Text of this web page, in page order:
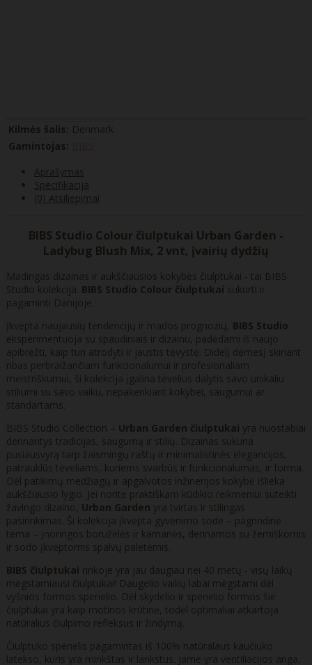
Kilmės šalis: Denmark
Gamintojas:
Aprašymas
Specifikacija
(0) Atsiliepimai
BIBS Studio Colour čiulptukai Urban Garden -
Ladybug Blush Mix, 2 vnt, įvairių dydžių
Madingas dizainas ir aukščiausios kokybės čiulptukai - tai BIBS
Studio kolekcija. BIBS Studio Colour čiulptukai sukurti ir
pagaminti Danijoje.
Įkvėpta naujausių tendencijų ir mados prognozių, BIBS Studio
eksperimentuoja su spaudiniais ir dizainu, padėdami iš naujo
apibrėžti, kaip turi atrodyti ir jaustis tėvystė. Didelį dėmesį skiriant
ribas perbraižančiam funkcionalumui ir profesionaliam
meistriškumui, ši kolekcija įgalina tėvelius dalytis savo unikaliu
stiliumi su savo vaiku, nepakenkiant kokybei, saugumui ar
standartams.
BIBS Studio Collection – Urban Garden čiulptukai yra nuostabiai
derinantys tradicijas, saugumą ir stilių. Dizainas sukuria
pusiausvyrą tarp žaismingų raštų ir minimalistinės elegancijos,
patrauklūs tėveliams, kuriems svarbūs ir funkcionalumas, ir forma.
Dėl patikimų medžiagų ir apgalvotos inžinerijos kokybė išlieka
aukščiausio lygio. Jei norite praktiškam kūdikio reikmeniui suteikti
žavingo dizaino, Urban Garden yra tvirtas ir stilingas
pasirinkimas. Ši kolekcija įkvėpta gyvenimo sode – pagrindinė
tema – įnoringos boružėlės ir kamanės, derinamos su žemiškomis
ir sodo įkvėptomis spalvų paletėmis.
BIBS čiulptukai rinkoje yra jau daugiau nei 40 metų - visų laikų
mėgstamiausi čiulptukai! Daugelio vaikų labai mėgstami dėl
vyšnios formos spenelio. Dėl skydelio ir spenelio formos šie
čiulptukai yra kaip motinos krūtinė, todėl optimaliai atkartoja
natūralius čiulpimo refleksus ir žindymą.
Čiulptuko spenelis pagamintas iš 100% natūralaus kaučiuko
latekso, kuris yra minkštas ir lankstus. Jame yra ventiliacijos anga,